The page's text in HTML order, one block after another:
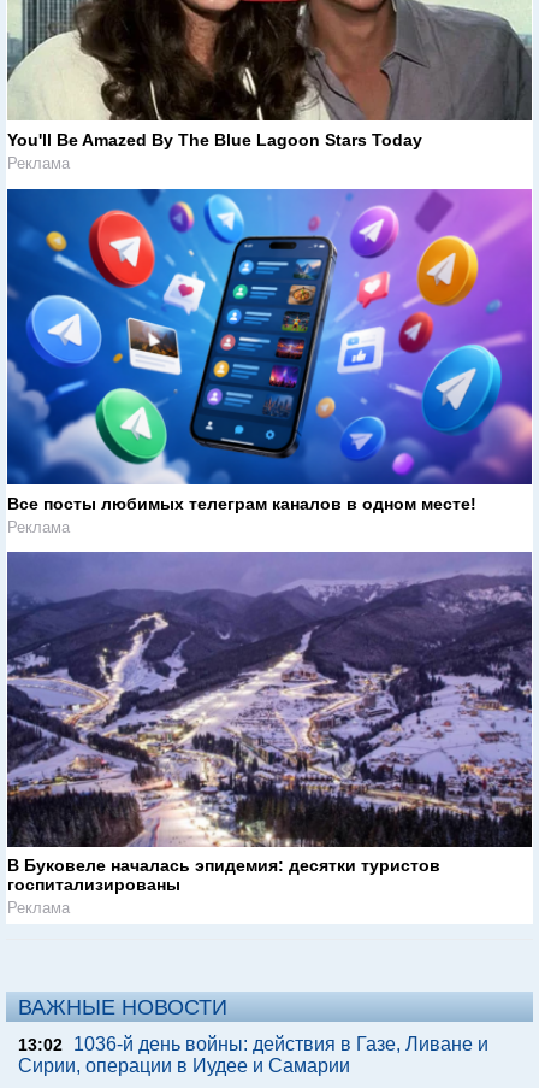
You'll Be Amazed By The Blue Lagoon Stars Today
Реклама
Все посты любимых телеграм каналов в одном месте!
Реклама
В Буковеле началась эпидемия: десятки туристов
госпитализированы
Реклама
ВАЖНЫЕ НОВОСТИ
13:02
1036-й день войны: действия в Газе, Ливане и
Сирии, операции в Иудее и Самарии